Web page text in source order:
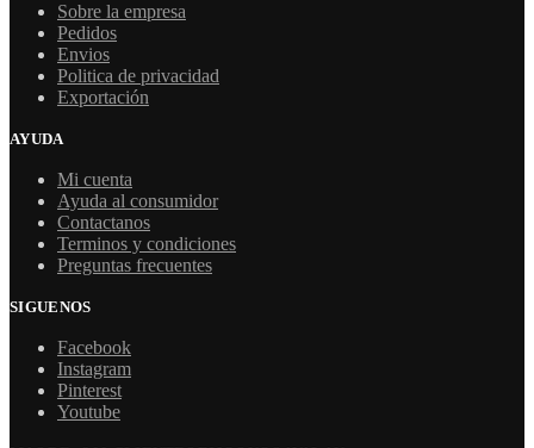
Sobre la empresa
Pedidos
Envios
Politica de privacidad
Exportación
AYUDA
Mi cuenta
Ayuda al consumidor
Contactanos
Terminos y condiciones
Preguntas frecuentes
SIGUENOS
Facebook
Instagram
Pinterest
Youtube